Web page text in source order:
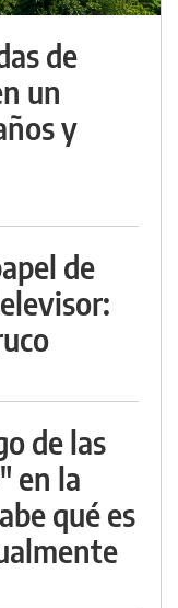
de
un
y
de
de las
en la
qué es